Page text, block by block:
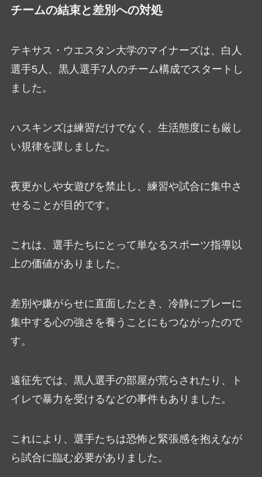
チームの結束と差別への対処
テキサス・ウエスタン大学のマイナーズは、白人
選手5人、黒人選手7人のチーム構成でスタートし
ました。
ハスキンズは練習だけでなく、生活態度にも厳し
い規律を課しました。
夜更かしや女遊びを禁止し、練習や試合に集中さ
せることが目的です。
これは、選手たちにとって単なるスポーツ指導以
上の価値がありました。
差別や嫌がらせに直面したとき、冷静にプレーに
集中する心の強さを養うことにもつながったので
す。
遠征先では、黒人選手の部屋が荒らされたり、ト
イレで暴力を受けるなどの事件もありました。
これにより、選手たちは恐怖と緊張感を抱えなが
ら試合に臨む必要がありました。